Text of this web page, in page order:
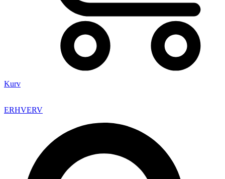
Kurv
ERHVERV